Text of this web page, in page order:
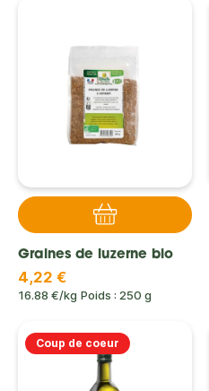
Graines de luzerne bio
4,22 €
16.88 €/kg Poids : 250 g
Coup de coeur